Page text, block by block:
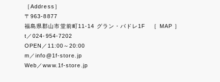
［Address］
〒963-8877
福島県郡山市堂前町11-14 グラン・パドレ1F
［ MAP ］
t／024-954-7202
OPEN／11:00～20:00
m／info@1f-store.jp
Web／www.1f-store.jp